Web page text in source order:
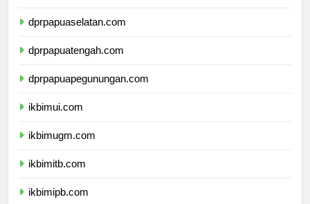
dprpapuaselatan.com
dprpapuatengah.com
dprpapuapegunungan.com
ikbimui.com
ikbimugm.com
ikbimitb.com
ikbimipb.com